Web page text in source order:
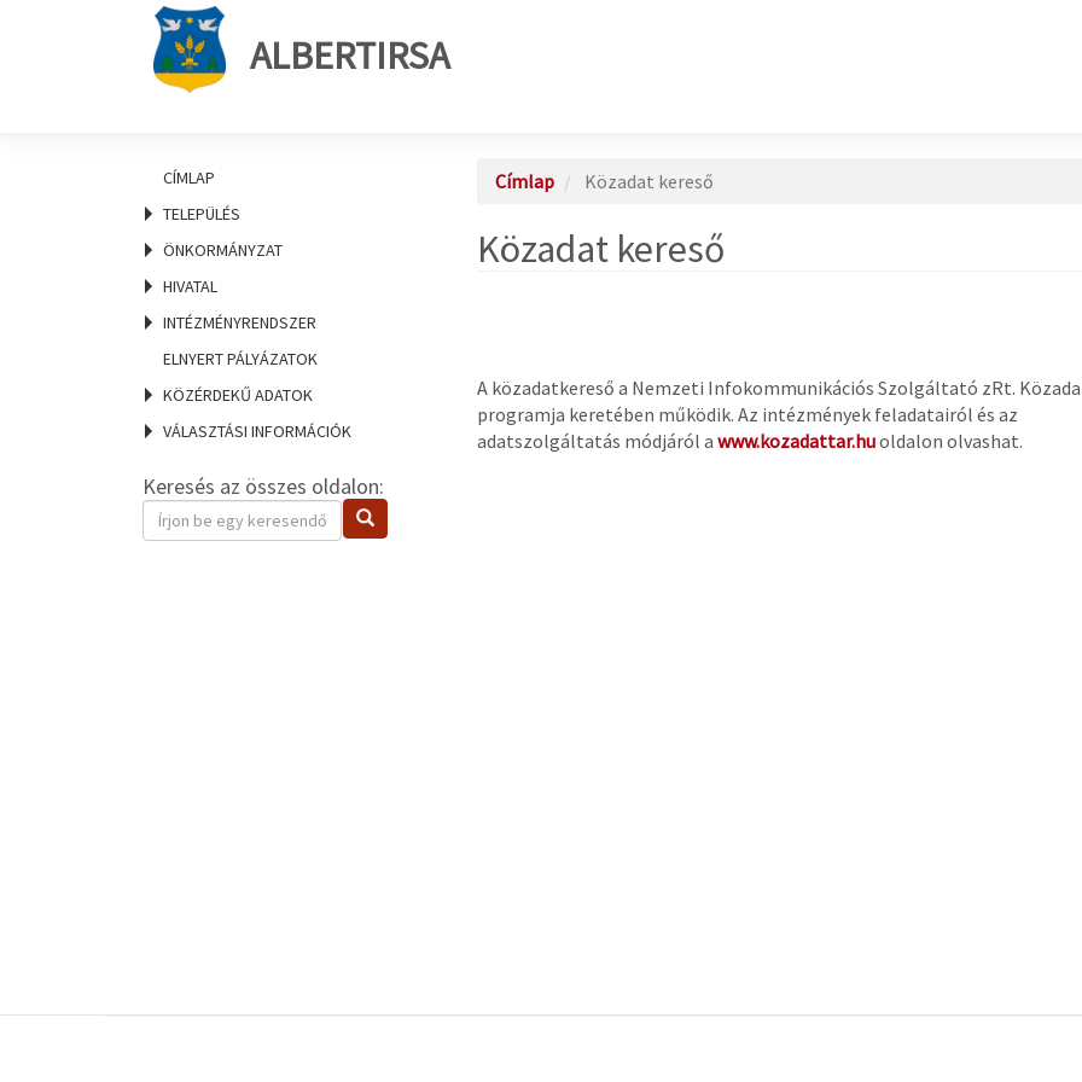
ALBERTIRSA
CÍMLAP
TELEPÜLÉS
ÖNKORMÁNYZAT
HIVATAL
INTÉZMÉNYRENDSZER
ELNYERT PÁLYÁZATOK
KÖZÉRDEKŰ ADATOK
VÁLASZTÁSI INFORMÁCIÓK
Keresés az összes oldalon:
Keresendő
kifejezés
Keresés
Címlap Közadat kereső
Közadat kereső
A közadatkereső a Nemzeti Infokommunikációs Szolgáltató zRt.
programja keretében működik. Az intézmények feladatairól és az
adatszolgáltatás módjáról a www.kozadattar.huoldalon olvashat.